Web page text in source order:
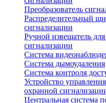
Преобразователь
Распределительный
сигнализации
Ручной извещатель
сигнализации
Система
Система дымоудаления
Система контроля
Устройство
охранной
Центральная система